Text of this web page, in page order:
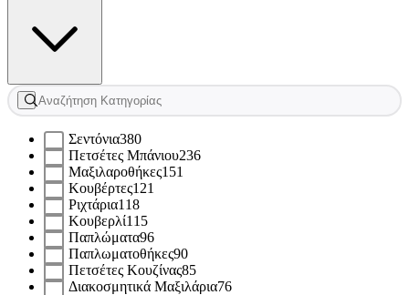
Σεντόνια380
Πετσέτες Μπάνιου236
Μαξιλαροθήκες151
Κουβέρτες121
Ριχτάρια118
Κουβερλί115
Παπλώματα96
Παπλωματοθήκες90
Πετσέτες Κουζίνας85
Διακοσμητικά Μαξιλάρια76